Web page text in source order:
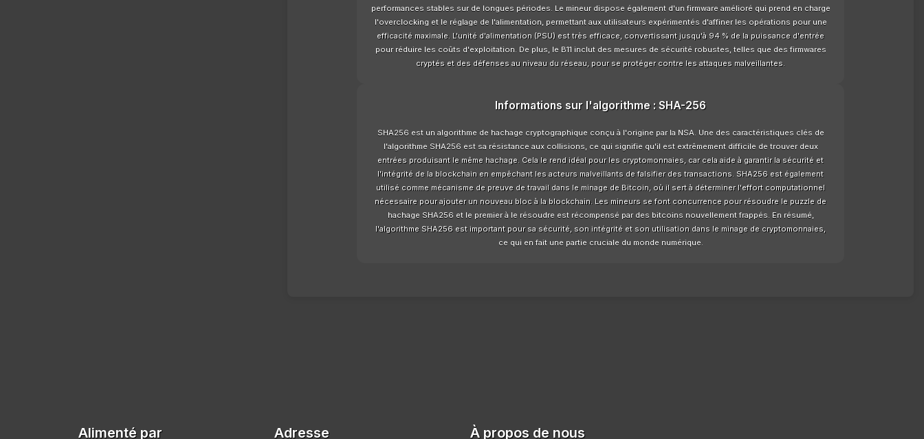
performances stables sur de longues périodes. Le mineur dispose également d'un firmware amélioré qui prend en charge
l'overclocking et le réglage de l'alimentation, permettant aux utilisateurs expérimentés d'affiner les opérations pour une
efficacité maximale. L'unité d'alimentation (PSU) est très efficace, convertissant jusqu'à 94 % de la puissance d'entrée
pour réduire les coûts d'exploitation. De plus, le B11 inclut des mesures de sécurité robustes, telles que des firmwares
cryptés et des défenses au niveau du réseau, pour se protéger contre les attaques malveillantes.
Informations sur l'algorithme : SHA-256
SHA256 est un algorithme de hachage cryptographique conçu à l'origine par la NSA. Une des caractéristiques clés de
l'algorithme SHA256 est sa résistance aux collisions, ce qui signifie qu'il est extrêmement difficile de trouver deux
entrées produisant le même hachage. Cela le rend idéal pour les cryptomonnaies, car cela aide à garantir la sécurité et
l'intégrité de la blockchain en empêchant les acteurs malveillants de falsifier des transactions. SHA256 est également
utilisé comme mécanisme de preuve de travail dans le minage de Bitcoin, où il sert à déterminer l'effort computationnel
nécessaire pour ajouter un nouveau bloc à la blockchain. Les mineurs se font concurrence pour résoudre le puzzle de
hachage SHA256 et le premier à le résoudre est récompensé par des bitcoins nouvellement frappés. En résumé,
l'algorithme SHA256 est important pour sa sécurité, son intégrité et son utilisation dans le minage de cryptomonnaies,
ce qui en fait une partie cruciale du monde numérique.
Alimenté par Adresse À propos de nous